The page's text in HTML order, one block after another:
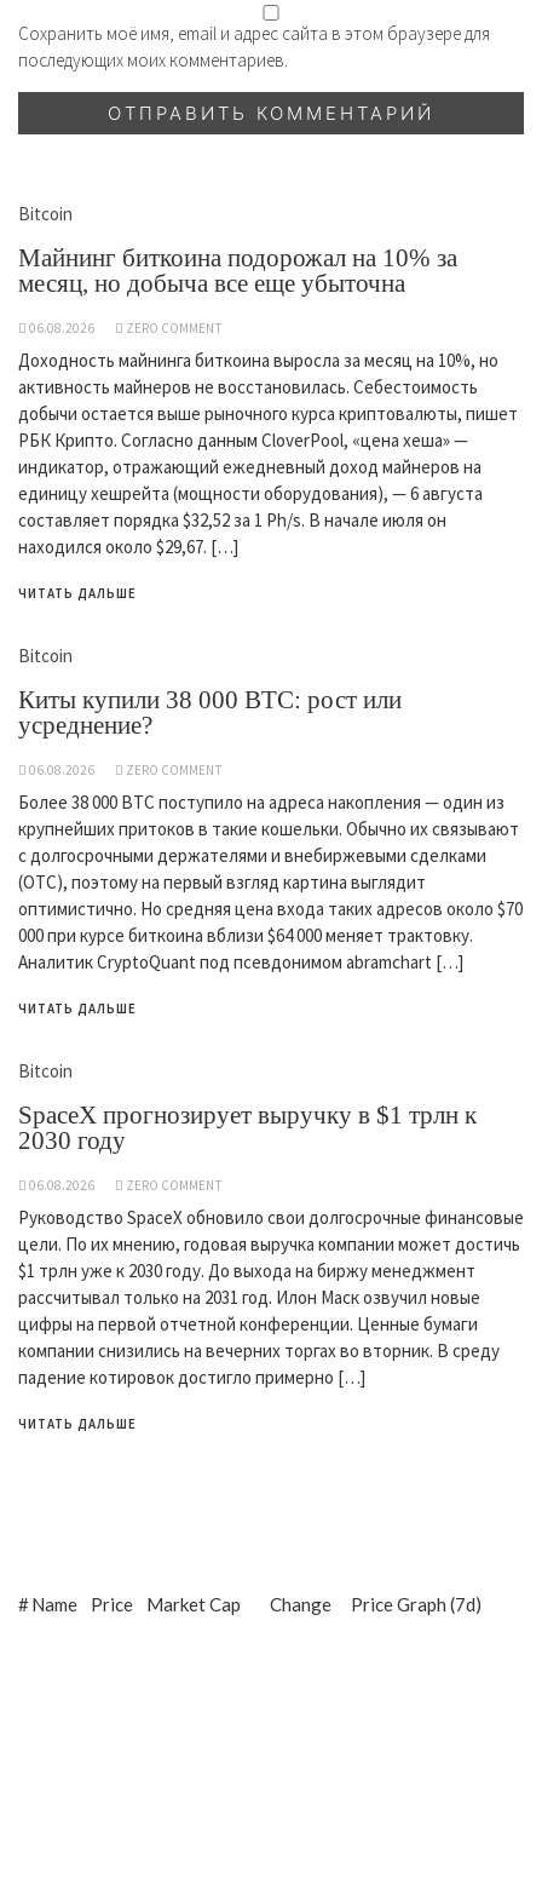
Сохранить моё имя, email и адрес сайта в этом браузере для
последующих моих комментариев.
Bitcoin
Майнинг биткоина подорожал на 10% за
месяц, но добыча все еще убыточна
06.08.2026 ZERO COMMENT
Доходность майнинга биткоина выросла за месяц на 10%, но
активность майнеров не восстановилась. Себестоимость
добычи остается выше рыночного курса криптовалюты, пишет
РБК Крипто. Согласно данным CloverPool, «цена хеша» —
индикатор, отражающий ежедневный доход майнеров на
единицу хешрейта (мощности оборудования), — 6 августа
составляет порядка $32,52 за 1 Ph/s. В начале июля он
находился около $29,67. […]
ЧИТАТЬ ДАЛЬШЕ
Bitcoin
Киты купили 38 000 BTC: рост или
усреднение?
06.08.2026 ZERO COMMENT
Более 38 000 BTC поступило на адреса накопления — один из
крупнейших притоков в такие кошельки. Обычно их связывают
с долгосрочными держателями и внебиржевыми сделками
(OTC), поэтому на первый взгляд картина выглядит
оптимистично. Но средняя цена входа таких адресов около $70
000 при курсе биткоина вблизи $64 000 меняет трактовку.
Аналитик CryptoQuant под псевдонимом abramchart […]
ЧИТАТЬ ДАЛЬШЕ
Bitcoin
SpaceX прогнозирует выручку в $1 трлн к
2030 году
06.08.2026 ZERO COMMENT
Руководство SpaceX обновило свои долгосрочные финансовые
цели. По их мнению, годовая выручка компании может достичь
$1 трлн уже к 2030 году. До выхода на биржу менеджмент
рассчитывал только на 2031 год. Илон Маск озвучил новые
цифры на первой отчетной конференции. Ценные бумаги
компании снизились на вечерних торгах во вторник. В среду
падение котировок достигло примерно […]
ЧИТАТЬ ДАЛЬШЕ
#Name Price Market Cap Change Price Graph (7d)